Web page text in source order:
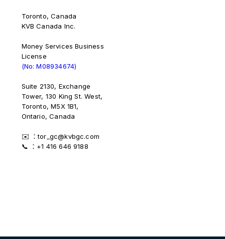
Toronto, Canada
KVB Canada Inc.
Money Services Business
License
(No: M08934674)
Suite 2130, Exchange
Tower, 130 King St. West,
Toronto, M5X 1B1,
Ontario, Canada
✉️ ：tor_gc@kvbgc.com
📞 ：+1 416 646 9188